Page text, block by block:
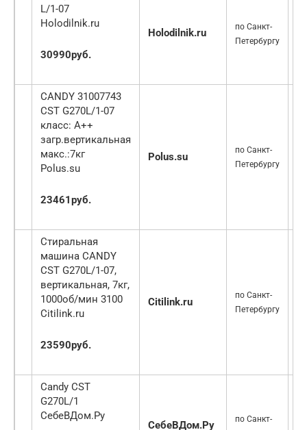
L/1-07
Holodilnik.ru
30990руб.
Holodilnik.ru
по Санкт-
Петербургу
CANDY 31007743
CST G270L/1-07
класс: A++
загр.вертикальная
макс.:7кг
Polus.su
23461руб.
Polus.su
по Санкт-
Петербургу
Стиральная
машина CANDY
CST G270L/1-07,
вертикальная, 7кг,
1000об/мин 3100
Citilink.ru
23590руб.
Citilink.ru
по Санкт-
Петербургу
Candy CST
G270L/1
СебеВДом.Ру
СебеВДом.Ру
по Санкт-